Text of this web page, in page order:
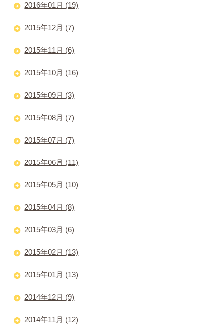
2016年01月 (19)
2015年12月 (7)
2015年11月 (6)
2015年10月 (16)
2015年09月 (3)
2015年08月 (7)
2015年07月 (7)
2015年06月 (11)
2015年05月 (10)
2015年04月 (8)
2015年03月 (6)
2015年02月 (13)
2015年01月 (13)
2014年12月 (9)
2014年11月 (12)